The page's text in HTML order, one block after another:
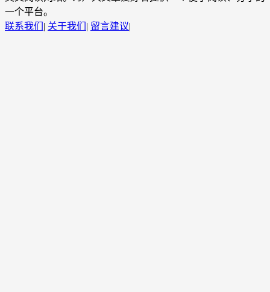
一个平台。
联系我们 | 关于我们 | 留言建议|